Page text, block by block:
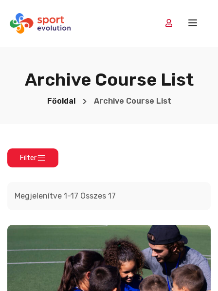
Archive Course List
Főoldal Archive Course List
Filter
Megjelenítve 1-17 Összes 17